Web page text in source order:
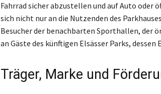
Fahrrad sicher abzustellen und auf Auto oder
sich nicht nur an die Nutzenden des
Besucher der benachbarten Sporthallen, der
an Gäste des künftigen Elsässer Parks,
Träger, Marke und